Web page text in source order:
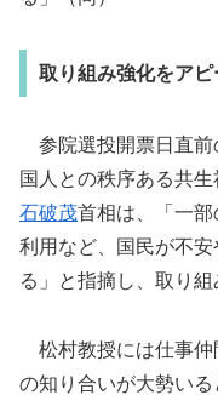
取り組み強化をアピ
参院選投開票日直前
国人との秩序ある共
石破茂首相は、「一
利用など、国民が不
る」と指摘し、取り組
松村教授には仕事仲
の知り合いが大勢いる